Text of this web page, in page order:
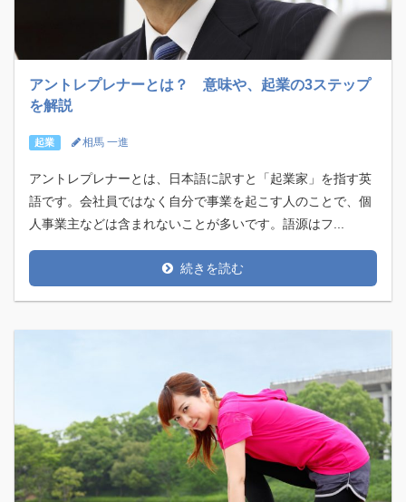
アントレプレナーとは？ 意味や、起業の3ステップ
を解説
起業 相馬 一進
アントレプレナーとは、日本語に訳すと「起業家」を指す英
語です。会社員ではなく自分で事業を起こす人のことで、個
人事業主などは含まれないことが多いです。語源はフ...
続きを読む